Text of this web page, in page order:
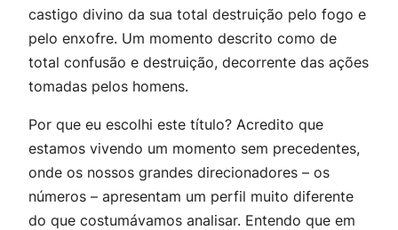
castigo divino da sua total destruição pelo fogo e
pelo enxofre. Um momento descrito como de
total confusão e destruição, decorrente das ações
tomadas pelos homens.
Por que eu escolhi este título? Acredito que
estamos vivendo um momento sem precedentes,
onde os nossos grandes direcionadores – os
números – apresentam um perfil muito diferente
do que costumávamos analisar. Entendo que em